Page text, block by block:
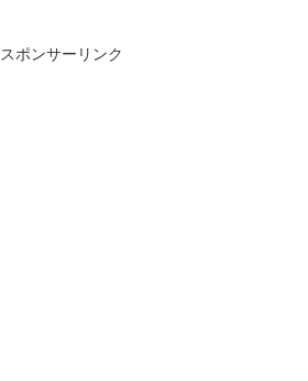
スポンサーリンク